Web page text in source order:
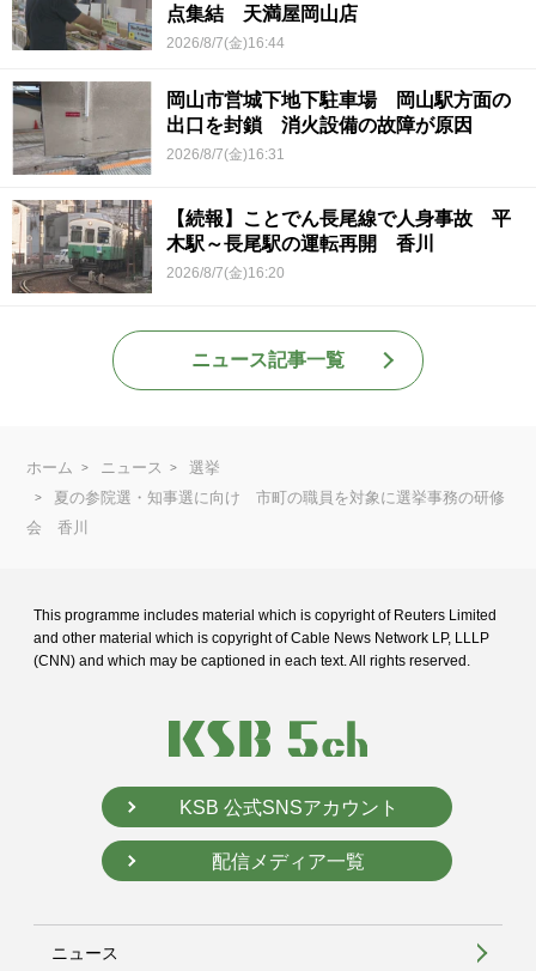
点集結 天満屋岡山店
2026/8/7(金)16:44
岡山市営城下地下駐車場 岡山駅方面の
出口を封鎖 消火設備の故障が原因
2026/8/7(金)16:31
【続報】ことでん長尾線で人身事故 平
木駅～長尾駅の運転再開 香川
2026/8/7(金)16:20
ニュース記事一覧
ホーム ニュース
選挙
夏の参院選・知事選に向け 市町の職員を対象に選挙事務の研修
会 香川
This programme includes material which is copyright of Reuters Limited
and other material which is copyright of Cable News Network LP, LLLP
(CNN) and which may be captioned in each text. All rights reserved.
KSB 公式SNSアカウント
配信メディア一覧
ニュース